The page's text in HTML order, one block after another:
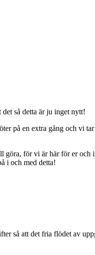
så detta är ju inget nytt!
på en extra gång och vi
göra, för vi är här för er
i och med detta!
så att det fria flödet av